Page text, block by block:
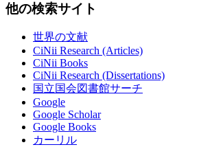
他の検索サイト
世界の文献
CiNii Research (Articles)
CiNii Books
CiNii Research (Dissertations)
国立国会図書館サーチ
Google
Google Scholar
Google Books
カーリル